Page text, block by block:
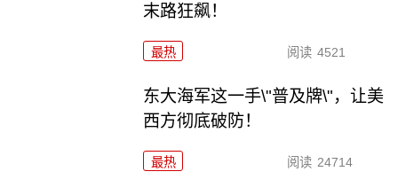
末路狂飙！
最热 阅读 4521
东大海军这一手\"普及牌\"，让美
西方彻底破防！
最热 阅读 24714